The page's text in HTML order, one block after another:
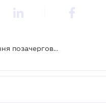
Визначено особливості скликання позачергових загальних зборів АТ власниками більше 50 відсотків голосуючих акцій